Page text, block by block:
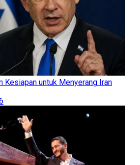
Kesiapan untuk Menyerang Iran